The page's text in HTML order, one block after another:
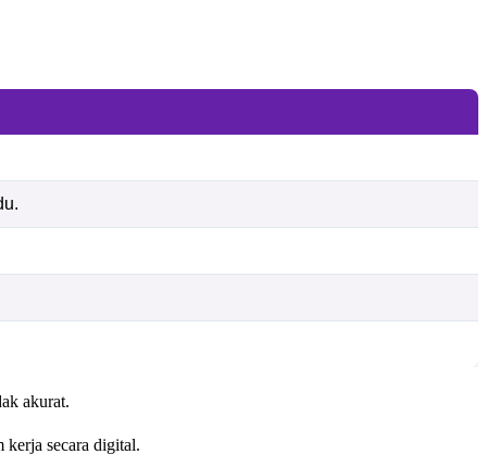
akurat.
kerja secara digital.